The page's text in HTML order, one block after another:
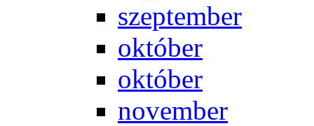
szep­tem­ber
ok­tó­ber
ok­tó­ber
no­vem­ber